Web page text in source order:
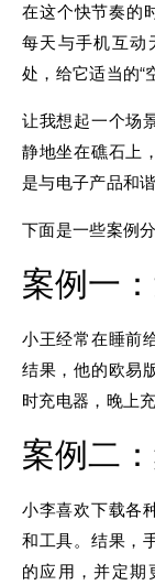
在这个快节奏的
每天与手机互动
处，给它适当的“
让我想起一个场
静地坐在礁石上
是与电子产品和
下面是一些案例
案例一
小王经常在睡前
结果，他的欧易
时充电器，晚上
案例二
小李喜欢下载各
和工具。结果，
的应用，并定期